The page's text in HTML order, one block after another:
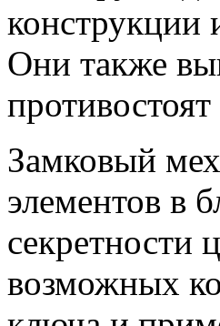
конструкции
Они также
Замковый
элементов в
секретности
возможных